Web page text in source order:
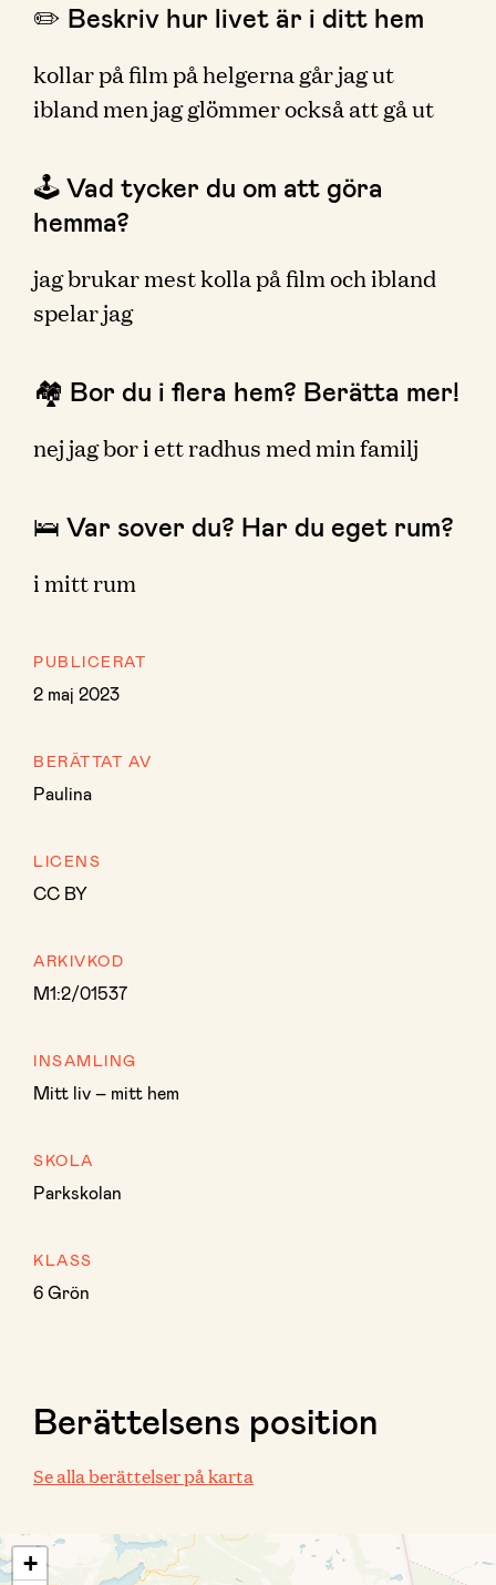
✏️ Beskriv hur livet är i ditt hem
kollar på film på helgerna går jag ut
ibland men jag glömmer också att gå ut
🕹 Vad tycker du om att göra
hemma?
jag brukar mest kolla på film och ibland
spelar jag
🏘 Bor du i flera hem? Berätta mer!
nej jag bor i ett radhus med min familj
🛌 Var sover du? Har du eget rum?
i mitt rum
PUBLICERAT
2 maj 2023
BERÄTTAT AV
Paulina
LICENS
CC BY
ARKIVKOD
M1:2/01537
INSAMLING
Mitt liv – mitt hem
SKOLA
Parkskolan
KLASS
6 Grön
Berättelsens position
Se alla berättelser på karta
+